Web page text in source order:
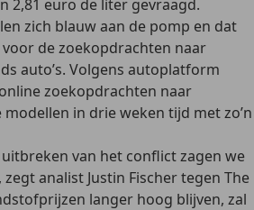
2,81 euro de liter gevraagd.
zich blauw aan de pomp en dat
de zoekopdrachten naar
auto’s. Volgens autoplatform
zoekopdrachten naar
in drie weken tijd met zo’n
van het conflict zagen we
analist Justin Fischer tegen The
langer hoog blijven, zal